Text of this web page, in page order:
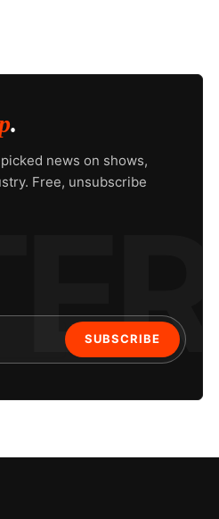
.
news on shows,
Free, unsubscribe
SUBSCRIBE